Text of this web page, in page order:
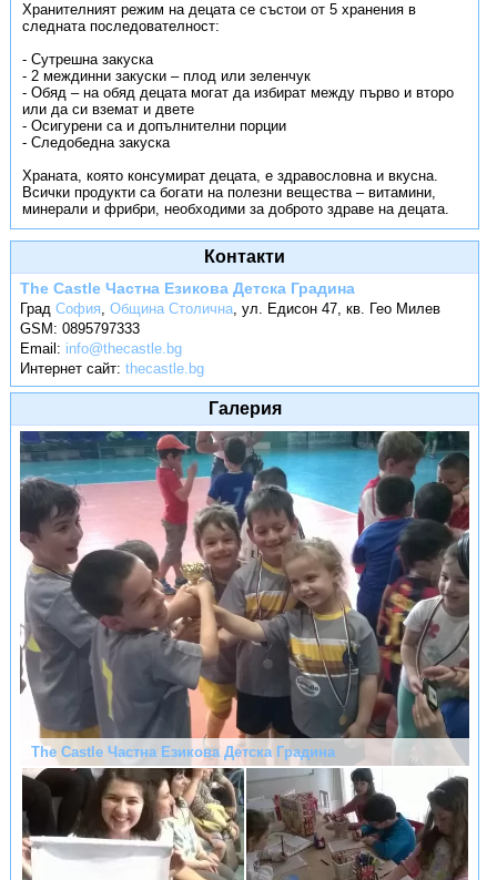
Хранителният режим на децата се състои от 5 хранения в
следната последователност:
- Сутрешна закуска
- 2 междинни закуски – плод или зеленчук
- Обяд – на обяд децата могат да избират между първо и второ
или да си вземат и двете
- Осигурени са и допълнителни порции
- Следобедна закуска
Храната, която консумират децата, е здравословна и вкусна.
Всички продукти са богати на полезни вещества – витамини,
минерали и фрибри, необходими за доброто здраве на децата.
Контакти
The Castle Частна Езикова Детска Градина
ГрадСофия,Община Столична,ул. Едисон 47, кв. Гео Милев
GSM:0895797333
Email: info@thecastle.bg
Интернет сайт:thecastle.bg
Галерия
The Castle Частна Езикова Детска Градина